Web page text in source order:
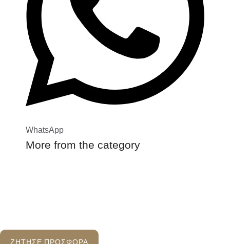
WhatsApp
More from the category
ΖΗΤΗΣΕ ΠΡΟΣΦΟΡΑ